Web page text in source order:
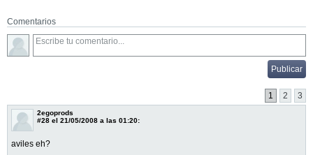
Comentarios
1 2 3
2egoprods
#28 el 21/05/2008 a las 01:20:
aviles eh?